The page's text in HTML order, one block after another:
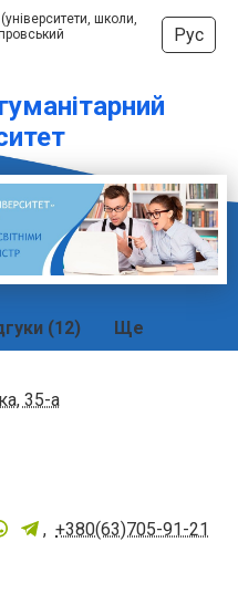
школи,
Рус
(12) Ще
35-а
, +380(63)705-91-21